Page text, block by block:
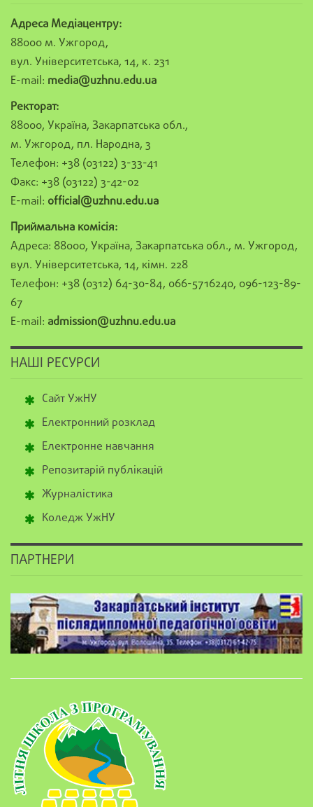
Адреса Медіацентру:
88000 м. Ужгород,
вул. Університетська, 14, к. 231
E-mail: media@uzhnu.edu.ua
Ректорат:
88000, Україна, Закарпатська обл.,
м. Ужгород, пл. Народна, 3
Телефон: +38 (03122) 3-33-41
Факс: +38 (03122) 3-42-02
E-mail: official@uzhnu.edu.ua
Приймальна комісія:
Адреса: 88000, Україна, Закарпатська обл., м. Ужгород,
вул. Університетська, 14, кімн. 228
Телефон: +38 (0312) 64-30-84, 066-5716240, 096-123-89-
67
E-mail: admission@uzhnu.edu.ua
НАШІ РЕСУРСИ
Сайт УжНУ
Електронний розклад
Електронне навчання
Репозитарій публікацій
Журналістика
Коледж УжНУ
ПАРТНЕРИ